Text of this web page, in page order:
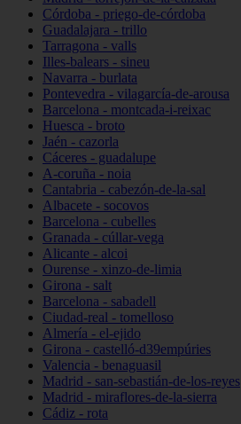
Córdoba - priego-de-córdoba
Guadalajara - trillo
Tarragona - valls
Illes-balears - sineu
Navarra - burlata
Pontevedra - vilagarcía-de-arousa
Barcelona - montcada-i-reixac
Huesca - broto
Jaén - cazorla
Cáceres - guadalupe
A-coruña - noia
Cantabria - cabezón-de-la-sal
Albacete - socovos
Barcelona - cubelles
Granada - cúllar-vega
Alicante - alcoi
Ourense - xinzo-de-limia
Girona - salt
Barcelona - sabadell
Ciudad-real - tomelloso
Almería - el-ejido
Girona - castelló-d39empúries
Valencia - benaguasil
Madrid - san-sebastián-de-los-reyes
Madrid - miraflores-de-la-sierra
Cádiz - rota